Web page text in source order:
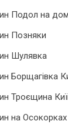
Подол на
Позняки
Шулявка
Борщагівка
Троєщина
на Осокорках